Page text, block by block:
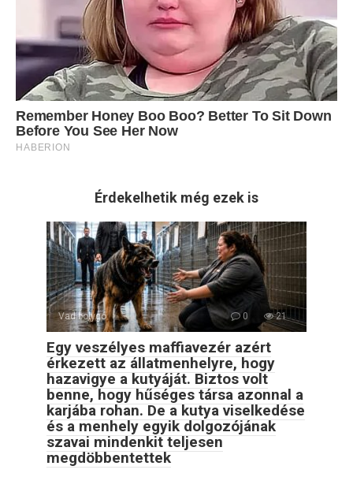
Érdekelhetik még ezek is
Vad bolygó 0 21
Egy veszélyes maffiavezér azért
érkezett az állatmenhelyre, hogy
hazavigye a kutyáját. Biztos volt
benne, hogy hűséges társa azonnal a
karjába rohan. De a kutya viselkedése
és a menhely egyik dolgozójának
szavai mindenkit teljesen
megdöbbentettek